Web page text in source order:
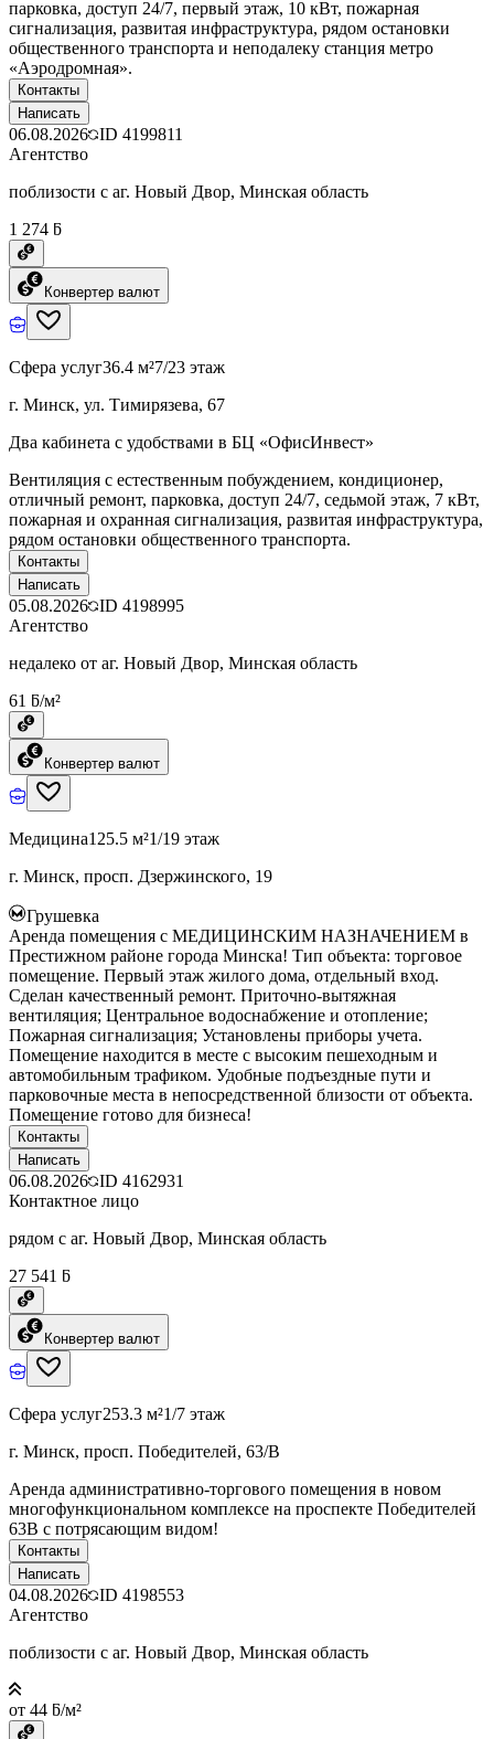
парковка, доступ 24/7, первый этаж, 10 кВт, пожарная
сигнализация, развитая инфраструктура, рядом остановки
общественного транспорта и неподалеку станция метро
«Аэродромная».
Контакты
Написать
06.08.2026 ID 4199811
Агентство
поблизости с аг. Новый Двор, Минская область
1 274 ƃ
Конвертер валют
Сфера услуг36.4 м²7/23 этаж
г. Минск, ул. Тимирязева, 67
Два кабинета с удобствами в БЦ «ОфисИнвест»
Вентиляция с естественным побуждением, кондиционер,
отличный ремонт, парковка, доступ 24/7, седьмой этаж, 7 кВт,
пожарная и охранная сигнализация, развитая инфраструктура,
рядом остановки общественного транспорта.
Контакты
Написать
05.08.2026 ID 4198995
Агентство
недалеко от аг. Новый Двор, Минская область
61 ƃ/м²
Конвертер валют
Медицина125.5 м²1/19 этаж
г. Минск, просп. Дзержинского, 19
Грушевка
Аренда помещения с МЕДИЦИНСКИМ НАЗНАЧЕНИЕМ в
Престижном районе города Минска! Тип объекта: торговое
помещение. Первый этаж жилого дома, отдельный вход.
Сделан качественный ремонт. Приточно-вытяжная
вентиляция; Центральное водоснабжение и отопление;
Пожарная сигнализация; Установлены приборы учета.
Помещение находится в месте с высоким пешеходным и
автомобильным трафиком. Удобные подъездные пути и
парковочные места в непосредственной близости от объекта.
Помещение готово для бизнеса!
Контакты
Написать
06.08.2026 ID 4162931
Контактное лицо
рядом с аг. Новый Двор, Минская область
27 541 ƃ
Конвертер валют
Сфера услуг253.3 м²1/7 этаж
г. Минск, просп. Победителей, 63/В
Аренда административно-торгового помещения в новом
многофункциональном комплексе на проспекте Победителей
63В с потрясающим видом!
Контакты
Написать
04.08.2026 ID 4198553
Агентство
поблизости с аг. Новый Двор, Минская область
от 44 ƃ/м²